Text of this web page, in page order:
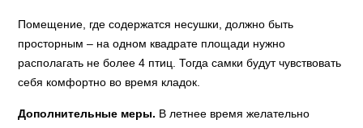
Помещение, где содержатся несушки, должно быть
просторным – на одном квадрате площади нужно
располагать не более 4 птиц. Тогда самки будут чувствовать
себя комфортно во время кладок.
Дополнительные меры. В летнее время желательно